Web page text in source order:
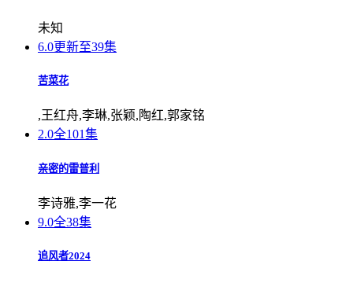
未知
6.0更新至39集
苦菜花
,王红舟,李琳,张颖,陶红,郭家铭
2.0全101集
亲密的雷普利
李诗雅,李一花
9.0全38集
追风者2024